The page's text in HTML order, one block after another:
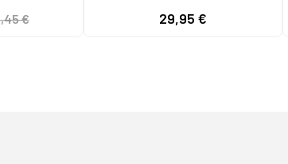
€
NEGRO
29,95 €